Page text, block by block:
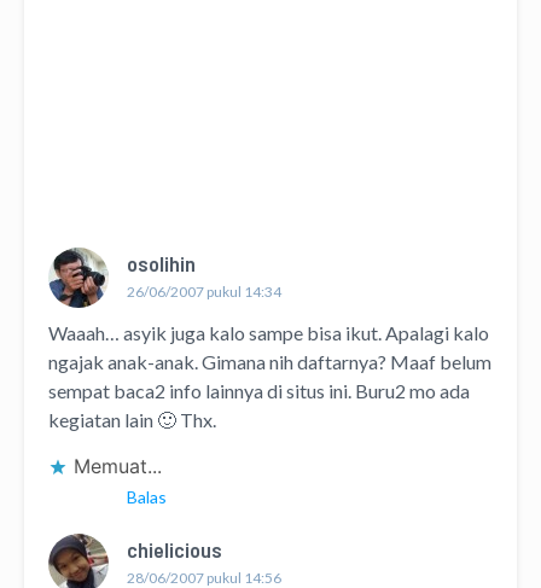
osolihin
26/06/2007 pukul 14:34
Waaah… asyik juga kalo sampe bisa ikut. Apalagi kalo
ngajak anak-anak. Gimana nih daftarnya? Maaf belum
sempat baca2 info lainnya di situs ini. Buru2 mo ada
kegiatan lain 🙂 Thx.
Memuat...
Balas
chielicious
28/06/2007 pukul 14:56